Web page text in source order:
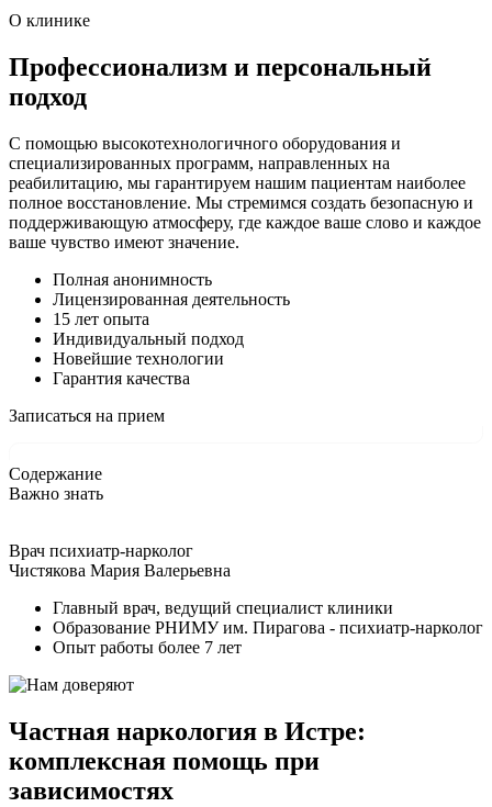
О клинике
Профессионализм и персональный
подход
С помощью высокотехнологичного оборудования и
специализированных программ, направленных на
реабилитацию, мы гарантируем нашим пациентам наиболее
полное восстановление. Мы стремимся создать безопасную и
поддерживающую атмосферу, где каждое ваше слово и каждое
ваше чувство имеют значение.
Полная анонимность
Лицензированная деятельность
15 лет опыта
Индивидуальный подход
Новейшие технологии
Гарантия качества
Записаться на прием
Содержание
Важно знать
Врач психиатр-нарколог
Чистякова Мария Валерьевна
Главный врач, ведущий специалист клиники
Образование РНИМУ им. Пирагова - психиатр-нарколог
Опыт работы более 7 лет
Частная наркология в Истре:
комплексная помощь при
зависимостях